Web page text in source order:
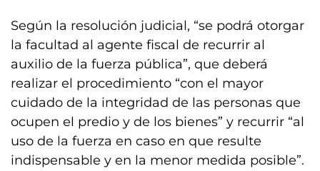
Según la resolución judicial, “se podrá otorgar
la facultad al agente fiscal de recurrir al
auxilio de la fuerza pública”, que deberá
realizar el procedimiento “con el mayor
cuidado de la integridad de las personas que
ocupen el predio y de los bienes” y recurrir “al
uso de la fuerza en caso en que resulte
indispensable y en la menor medida posible”.